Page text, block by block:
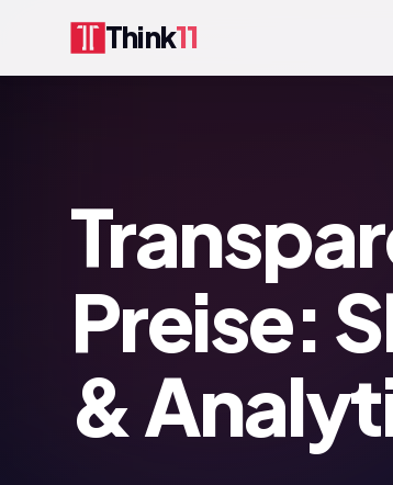
Think11
Preise:
&